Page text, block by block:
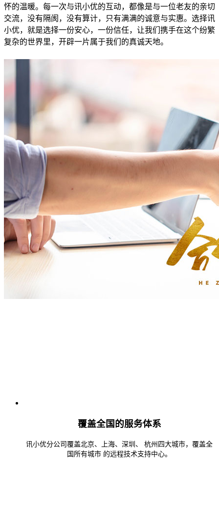
怀的温暖。每一次与讯小优的互动，都像是与一位老友的亲切
交流，没有隔阂，没有算计，只有满满的诚意与实惠。选择讯
小优，就是选择一份安心，一份信任，让我们携手在这个纷繁
复杂的世界里，开辟一片属于我们的真诚天地。
覆盖全国的服务体系
讯小优分公司覆盖北京、上海、深圳、 杭州四大城市，覆盖全
国所有城市 的远程技术支持中心。